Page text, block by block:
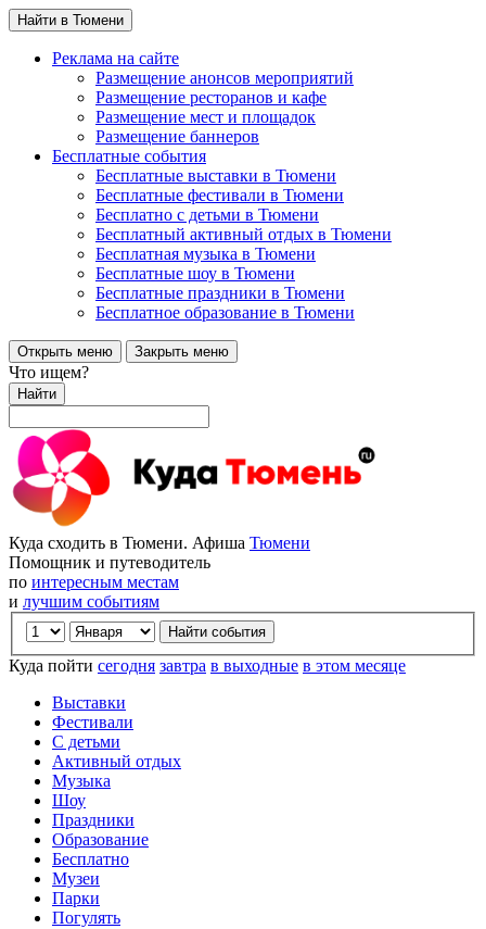
Найти в Тюмени
Реклама на сайте
Размещение анонсов мероприятий
Размещение ресторанов и кафе
Размещение мест и площадок
Размещение баннеров
Бесплатные события
Бесплатные выставки в Тюмени
Бесплатные фестивали в Тюмени
Бесплатно с детьми в Тюмени
Бесплатный активный отдых в Тюмени
Бесплатная музыка в Тюмени
Бесплатные шоу в Тюмени
Бесплатные праздники в Тюмени
Бесплатное образование в Тюмени
Открыть меню Закрыть меню
Что ищем?
Найти
Куда сходить в Тюмени. Афиша Тюмени
Помощник и путеводитель
по интересным местам
и лучшим событиям
Куда пойти сегодня завтра в выходные в этом месяце
Выставки
Фестивали
С детьми
Активный отдых
Музыка
Шоу
Праздники
Образование
Бесплатно
Музеи
Парки
Погулять